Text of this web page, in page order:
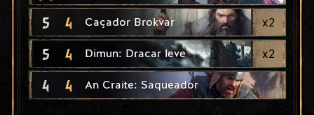
5 4 Caçador Brokvar x2
5 4 Dimun: Dracar leve x2
4 4 An Craite: Saqueador